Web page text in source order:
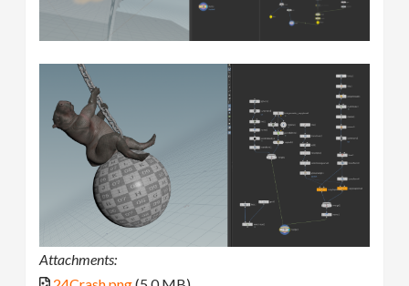
Attachments: